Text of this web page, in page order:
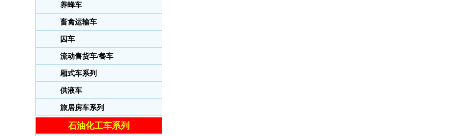
养蜂车
畜禽运输车
囚车
流动售货车/餐车
厢式车系列
供液车
旅居房车系列
石油化工车系列